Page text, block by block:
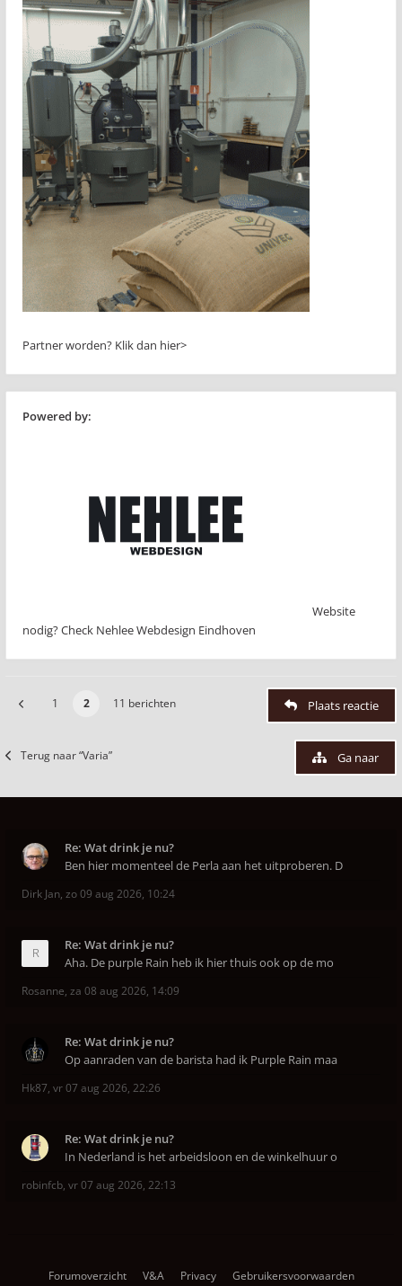
Partner worden? Klik dan hier>
Powered by:
Website
nodig? Check Nehlee Webdesign Eindhoven
1 2 11 berichten Plaats reactie
Terug naar “Varia” Ga naar
Re: Wat drink je nu?
Ben hier momenteel de Perla aan het uitproberen. D
Dirk Jan, zo 09 aug 2026, 10:24
Re: Wat drink je nu?
Aha. De purple Rain heb ik hier thuis ook op de mo
Rosanne, za 08 aug 2026, 14:09
Re: Wat drink je nu?
Op aanraden van de barista had ik Purple Rain maa
Hk87, vr 07 aug 2026, 22:26
Re: Wat drink je nu?
In Nederland is het arbeidsloon en de winkelhuur o
robinfcb, vr 07 aug 2026, 22:13
Forumoverzicht V&A Privacy Gebruikersvoorwaarden